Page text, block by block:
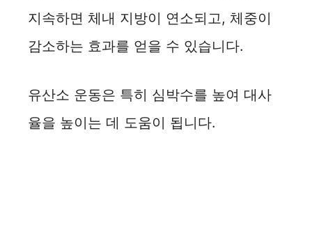
지속하면 체내 지방이 연소되고, 체중이
감소하는 효과를 얻을 수 있습니다.
유산소 운동은 특히 심박수를 높여 대사
율을 높이는 데 도움이 됩니다.